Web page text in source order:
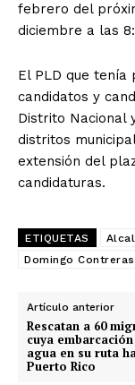
febrero del
diciembre a las
El PLD que tenía
candidatos y
Distrito Nacional
distritos
extensión del
candidaturas.
ETIQUETAS
Domingo Contreras
Artículo anterior
Rescatan a 60
cuya
agua en su ruta
Puerto Rico